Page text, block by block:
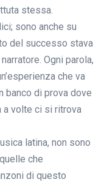
stessa.
sono anche su
del successo stava
Ogni parola,
che va
banco di prova dove
a volte ci si ritrova
latina, non sono
che
di questo